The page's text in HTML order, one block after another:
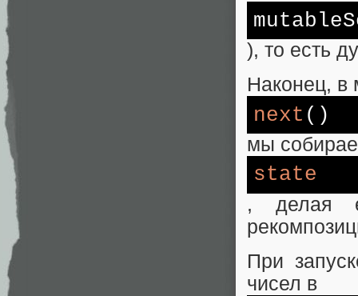
), то есть
Наконец, в
next ()
мы
state
, делая
При
чисел в